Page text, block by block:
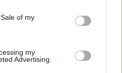
of my
my
Advertising.